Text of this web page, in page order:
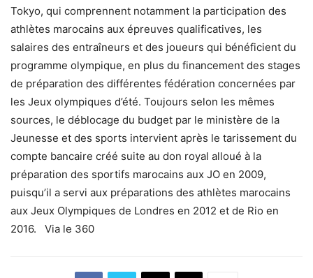
Tokyo, qui comprennent notamment la participation des
athlètes marocains aux épreuves qualificatives, les
salaires des entraîneurs et des joueurs qui bénéficient du
programme olympique, en plus du financement des stages
de préparation des différentes fédération concernées par
les Jeux olympiques d’été. Toujours selon les mêmes
sources, le déblocage du budget par le ministère de la
Jeunesse et des sports intervient après le tarissement du
compte bancaire créé suite au don royal alloué à la
préparation des sportifs marocains aux JO en 2009,
puisqu’il a servi aux préparations des athlètes marocains
aux Jeux Olympiques de Londres en 2012 et de Rio en
2016. Via le 360